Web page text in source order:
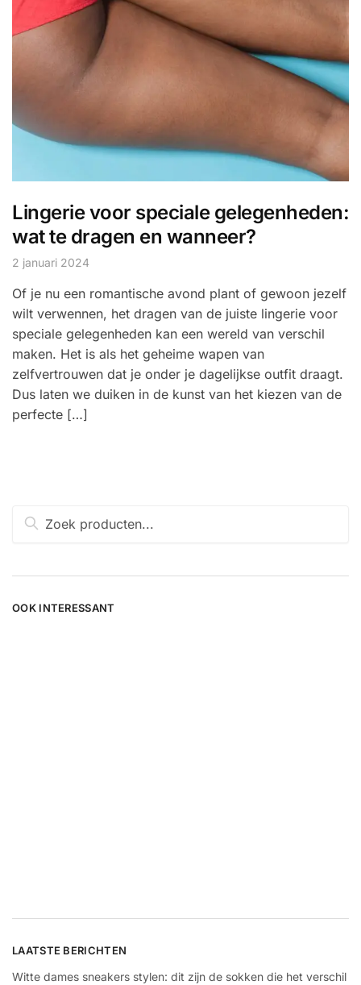
Lingerie voor speciale gelegenheden:
wat te dragen en wanneer?
2 januari 2024
Of je nu een romantische avond plant of gewoon jezelf
wilt verwennen, het dragen van de juiste lingerie voor
speciale gelegenheden kan een wereld van verschil
maken. Het is als het geheime wapen van
zelfvertrouwen dat je onder je dagelijkse outfit draagt.
Dus laten we duiken in de kunst van het kiezen van de
perfecte […]
Zoeken
naar:
OOK INTERESSANT
LAATSTE BERICHTEN
Witte dames sneakers stylen: dit zijn de sokken die het verschil